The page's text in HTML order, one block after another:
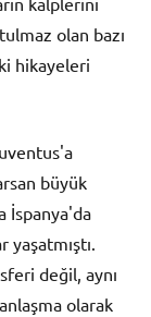
olan bazı
hikayeleri
büyük
İspanya'da
yaşatmıştı.
değil, aynı
olarak